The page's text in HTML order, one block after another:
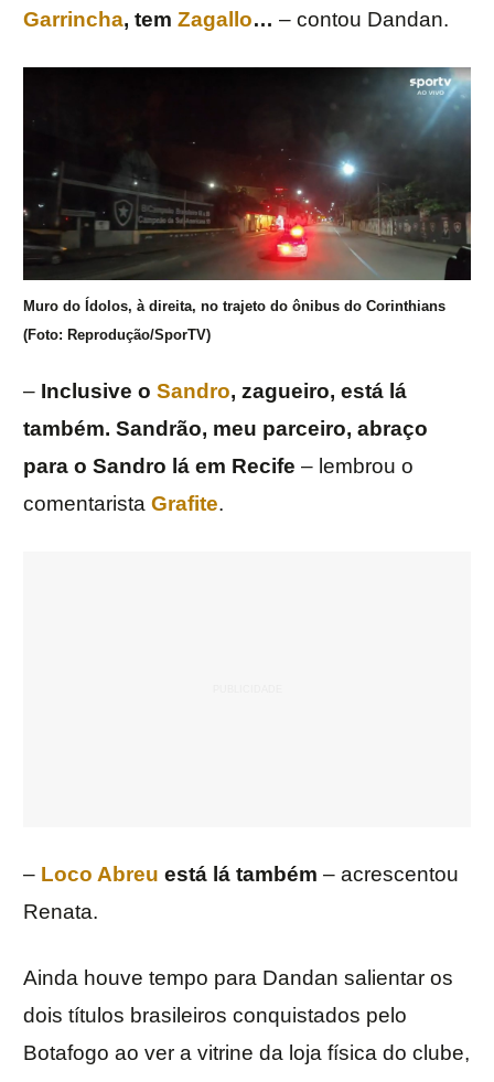
Garrincha, tem Zagallo… – contou Dandan.
Muro do Ídolos, à direita, no trajeto do ônibus do Corinthians
(Foto: Reprodução/SporTV)
– Inclusive o Sandro, zagueiro, está lá
também. Sandrão, meu parceiro, abraço
para o Sandro lá em Recife – lembrou o
comentarista Grafite.
– Loco Abreu está lá também – acrescentou
Renata.
Ainda houve tempo para Dandan salientar os
dois títulos brasileiros conquistados pelo
Botafogo ao ver a vitrine da loja física do clube,